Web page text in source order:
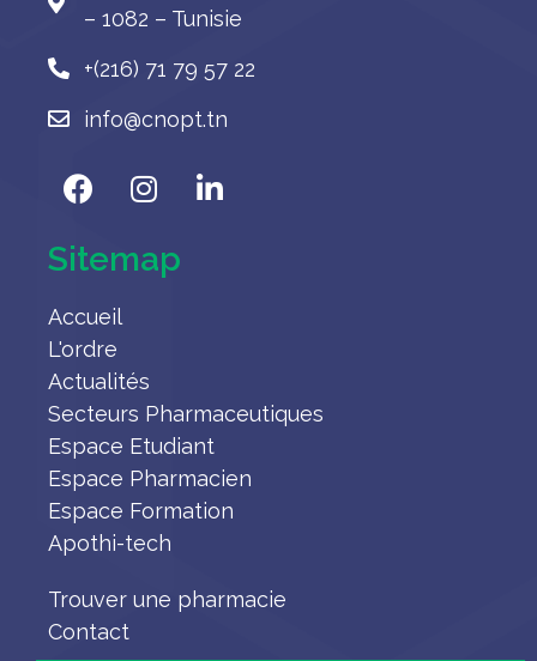
– 1082 – Tunisie
+(216) 71 79 57 22
info@cnopt.tn
Sitemap
Accueil
L'ordre
Actualités
Secteurs Pharmaceutiques
Espace Etudiant
Espace Pharmacien
Espace Formation
Apothi-tech
Trouver une pharmacie
Contact